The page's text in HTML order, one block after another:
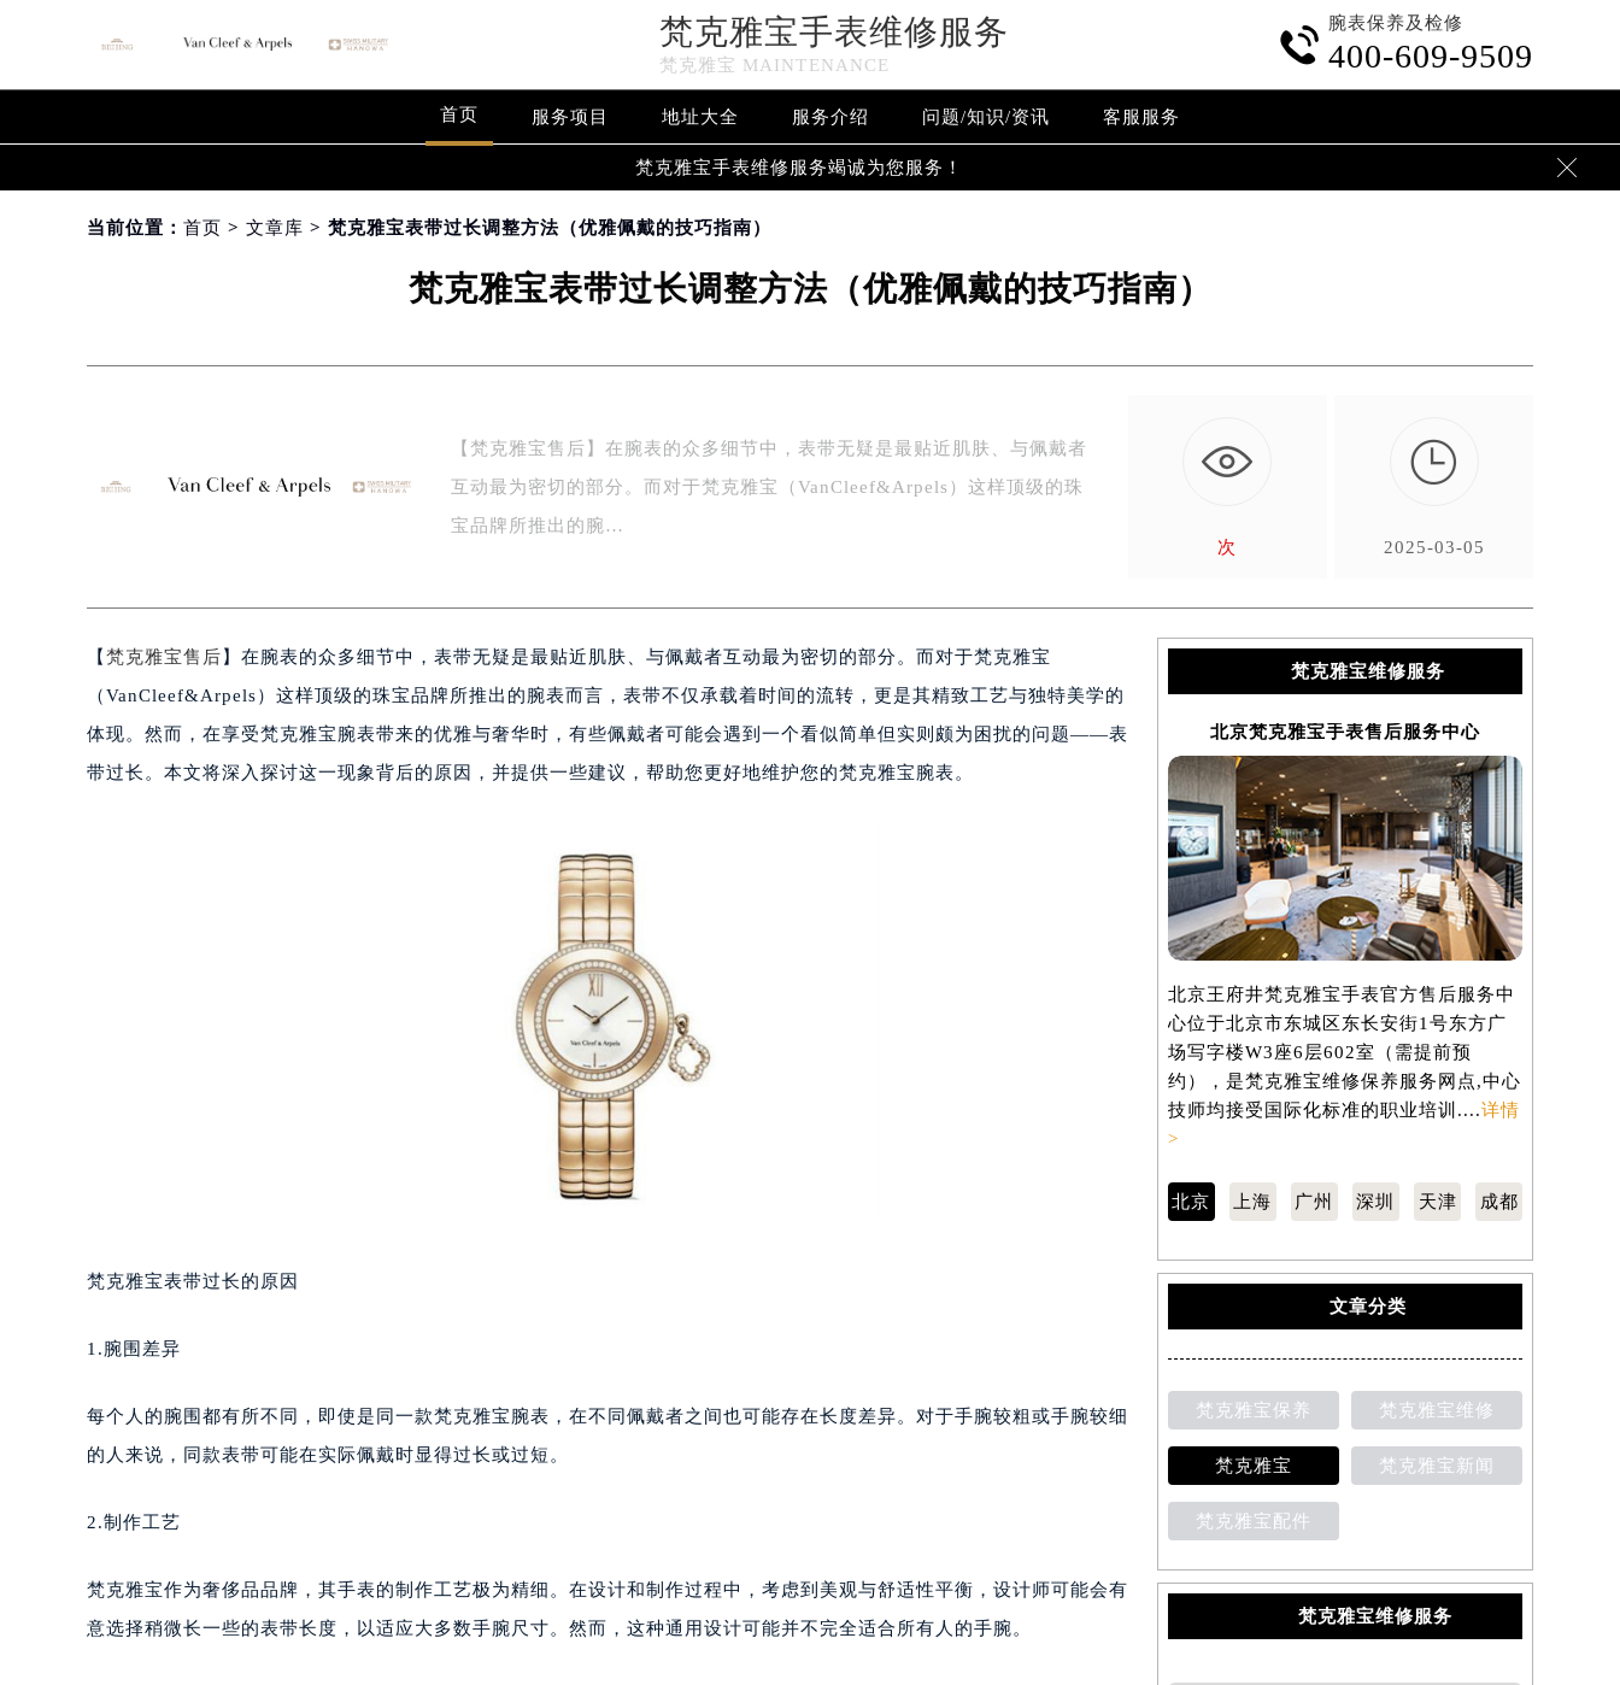
梵克雅宝手表维修服务
梵克雅宝 MAINTENANCE

腕表保养及检修
400-609-9509
首页 服务项目 地址大全 服务介绍 问题/知识/资讯 客服服务
梵克雅宝手表维修服务竭诚为您服务！ 
当前位置： 首页 > 文章库 > 梵克雅宝表带过长调整方法（优雅佩戴的技巧指南）
梵克雅宝表带过长调整方法（优雅佩戴的技巧指南）
【梵克雅宝售后】在腕表的众多细节中，表带无疑是最贴近肌肤、与佩戴者
互动最为密切的部分。而对于梵克雅宝（VanCleef&Arpels）这样顶级的珠
宝品牌所推出的腕…
次

2025-03-05
【 梵克雅宝售后 】在腕表的众多细节中，表带无疑是最贴近肌肤、与佩戴者互动最为密切的部分。而对于梵克雅宝
（VanCleef&Arpels）这样顶级的珠宝品牌所推出的腕表而言，表带不仅承载着时间的流转，更是其精致工艺与独特美学的
体现。然而，在享受梵克雅宝腕表带来的优雅与奢华时，有些佩戴者可能会遇到一个看似简单但实则颇为困扰的问题——表
带过长。本文将深入探讨这一现象背后的原因，并提供一些建议，帮助您更好地维护您的梵克雅宝腕表。
梵克雅宝表带过长的原因
1.腕围差异
每个人的腕围都有所不同，即使是同一款梵克雅宝腕表，在不同佩戴者之间也可能存在长度差异。对于手腕较粗或手腕较细
的人来说，同款表带可能在实际佩戴时显得过长或过短。
2.制作工艺
梵克雅宝作为奢侈品品牌，其手表的制作工艺极为精细。在设计和制作过程中，考虑到美观与舒适性平衡，设计师可能会有
意选择稍微长一些的表带长度，以适应大多数手腕尺寸。然而，这种通用设计可能并不完全适合所有人的手腕。
梵克雅宝维修服务
北京梵克雅宝手表售后服务中心
北京王府井梵克雅宝手表官方售后服务中
心位于北京市东城区东长安街1号东方广
场写字楼W3座6层602室（需提前预
约），是梵克雅宝维修保养服务网点,中心
技师均接受国际化标准的职业培训....详情
>
北京 上海 广州 深圳 天津 成都
文章分类
梵克雅宝保养 梵克雅宝维修
梵克雅宝 梵克雅宝新闻
梵克雅宝配件
梵克雅宝维修服务